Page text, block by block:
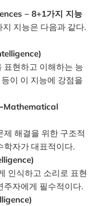
– 8+1가지 지능
지능은 다음과 같다.
표현하고 이해하는 능
이 이 지능에 강점을
제 해결을 위한 구조적
학자가 대표적이다.
인식하고 소리로 표현
주자에게 필수적이다.